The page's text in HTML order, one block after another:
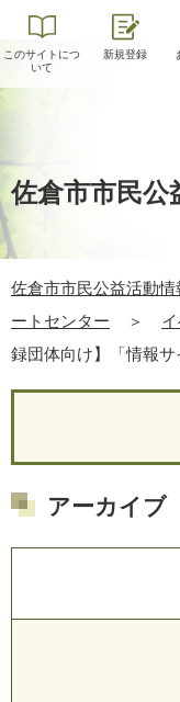
このサイトにつ
いて
新規登録
佐倉市市民
佐倉市市民公益活動情
ートセンター
＞
録団体向け】「情報
アーカイブ